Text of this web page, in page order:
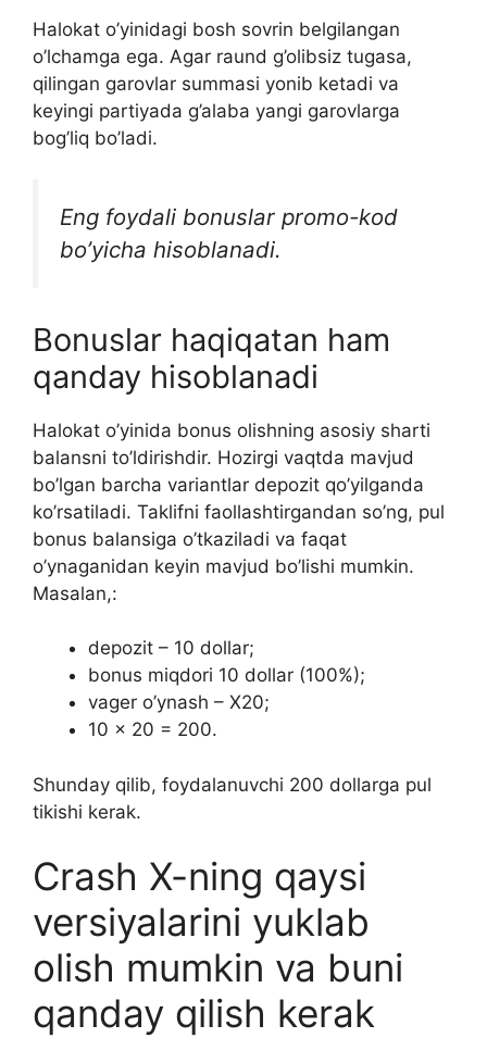
Halokat o’yinidagi bosh sovrin belgilangan
o’lchamga ega. Agar raund g’olibsiz tugasa,
qilingan garovlar summasi yonib ketadi va
keyingi partiyada g’alaba yangi garovlarga
bog’liq bo’ladi.
Eng foydali bonuslar promo-kod
bo’yicha hisoblanadi.
Bonuslar haqiqatan ham
qanday hisoblanadi
Halokat o’yinida bonus olishning asosiy sharti
balansni to’ldirishdir. Hozirgi vaqtda mavjud
bo’lgan barcha variantlar depozit qo’yilganda
ko’rsatiladi. Taklifni faollashtirgandan so’ng, pul
bonus balansiga o’tkaziladi va faqat
o’ynaganidan keyin mavjud bo’lishi mumkin.
Masalan,:
depozit – 10 dollar;
bonus miqdori 10 dollar (100%);
vager o’ynash – X20;
10 x 20 = 200.
Shunday qilib, foydalanuvchi 200 dollarga pul
tikishi kerak.
Crash X-ning qaysi
versiyalarini yuklab
olish mumkin va buni
qanday qilish kerak